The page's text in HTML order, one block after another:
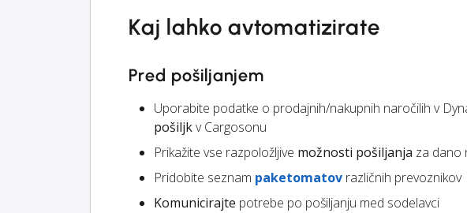
Kaj lahko avtomatizirate
Pred pošiljanjem
Uporabite podatke o prodajnih/nakupnih naročilih v
pošiljkv Cargosonu
Prikažite vse razpoložljive možnosti pošiljanja za dano
Pridobite seznam paketomatov različnih prevoznikov
Komunicirajte potrebe po pošiljanju med sodelavci